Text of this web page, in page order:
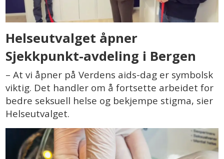
Helseutvalget åpner
Sjekkpunkt-avdeling i Bergen
– At vi åpner på Verdens aids-dag er symbolsk
viktig. Det handler om å fortsette arbeidet for
bedre seksuell helse og bekjempe stigma, sier
Helseutvalget.